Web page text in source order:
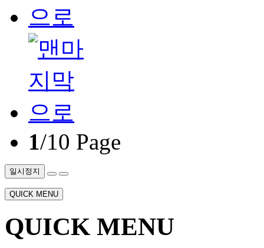
1/10 Page
일시정지
QUICK MENU
QUICK MENU